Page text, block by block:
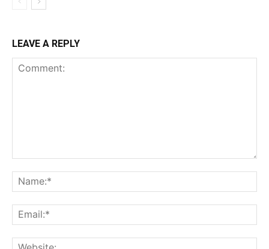
LEAVE A REPLY